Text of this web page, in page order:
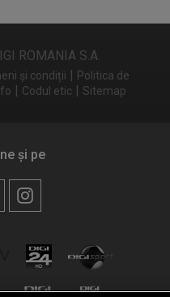
ROMANIA S.A.
și condiții | Politica de
| Codul etic | Sitemap
și pe